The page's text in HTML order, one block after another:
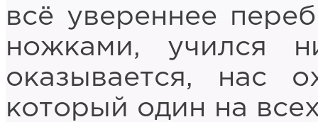
всё увереннее
ножками, учился
оказывается, нас
который один на